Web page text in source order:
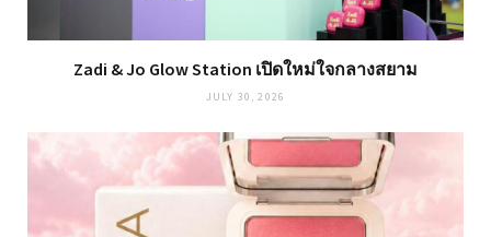
Zadi & Jo Glow Station เปิดใหม่ใจกลางสยาม
JULY 30, 2026